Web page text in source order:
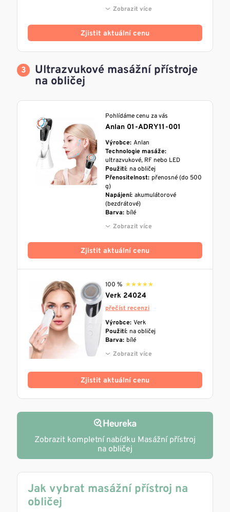
Zobrazit více
Zjistit aktuální cenu
Ultrazvukové masážní přístroje
na obličej
Pohlídáme cenu za vás
Anlan 01-ADRY11-001
Výrobce: Anlan
Technologie masáže:
ultrazvukové, RF nebo LED
Použití: na obličej
Přenositelnost: přenosné (do 500
g)
Napájení: akumulátorové
(bezdrátové)
Barva: bílé
Zobrazit více
Zjistit aktuální cenu
100 % ★★★★★
★★★★★
Verk 24024
přečíst recenzi
Výrobce: Verk
Použití: na obličej
Barva: bílé
Zobrazit více
Zjistit aktuální cenu
Zobrazit kompletní nabídku Masážní přístroj
na obličej
Jak vybrat masážní přístroj na
obličej